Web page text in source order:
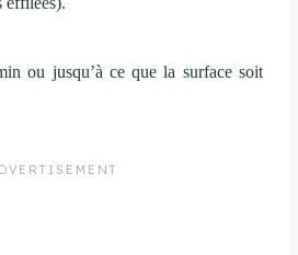
ou jusqu’à ce que la surface soit